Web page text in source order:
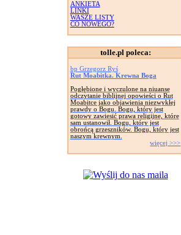
ANKIETA
LINKI
WASZE LISTY
CO NOWEGO?
tolle.pl poleca:
bp Grzegorz Ryś
Rut Moabitka. Krewna Boga
Pogłębione i wyczulone na niuanse
odczytanie biblijnej opowieści o Rut
Moabitce jako objawienia niezwykłej
prawdy o Bogu. Bogu, który jest
gotowy zawiesić prawa religijne, które
sam ustanowił. Bogu, który jest
obrońcą grzeszników. Bogu, który jest
naszym krewnym.
więcej >>>